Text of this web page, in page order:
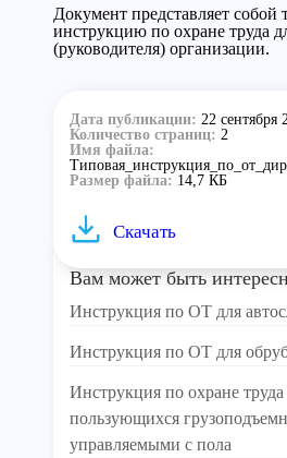
Документ представляет собой
инструкцию по охране труда
(руководителя) организации.
Дата публикации: 22 сентября
Количество страниц: 2
Имя файла:
Размер файла: 14,7 КБ
Скачать
Вам может быть
Инструкция по ОТ для
Инструкция по ОТ для
Инструкция по охране
пользующихся
управляемыми с пола